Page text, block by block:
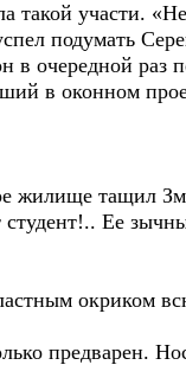
такой участи.
подумать
в очередной раз
в оконном
тащил
Ее
окриком
предварен.